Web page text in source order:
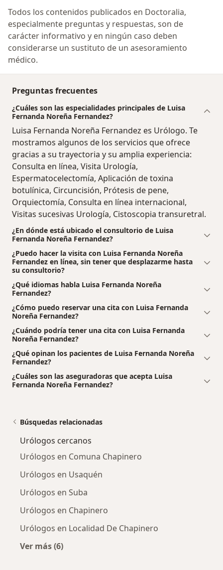
Todos los contenidos publicados en Doctoralia,
especialmente preguntas y respuestas, son de
carácter informativo y en ningún caso deben
considerarse un sustituto de un asesoramiento
médico.
Preguntas frecuentes
¿Cuáles son las especialidades principales de Luisa
Fernanda Noreña Fernandez?
Luisa Fernanda Noreña Fernandez es Urólogo. Te
mostramos algunos de los servicios que ofrece
gracias a su trayectoria y su amplia experiencia:
Consulta en línea, Visita Urología,
Espermatocelectomía, Aplicación de toxina
botulínica, Circuncisión, Prótesis de pene,
Orquiectomía, Consulta en línea internacional,
Visitas sucesivas Urología, Cistoscopia transuretral.
¿En dónde está ubicado el consultorio de Luisa
Fernanda Noreña Fernandez?
¿Puedo hacer la visita con Luisa Fernanda Noreña
Fernandez en línea, sin tener que desplazarme hasta
su consultorio?
¿Qué idiomas habla Luisa Fernanda Noreña
Fernandez?
¿Cómo puedo reservar una cita con Luisa Fernanda
Noreña Fernandez?
¿Cuándo podría tener una cita con Luisa Fernanda
Noreña Fernandez?
¿Qué opinan los pacientes de Luisa Fernanda Noreña
Fernandez?
¿Cuáles son las aseguradoras que acepta Luisa
Fernanda Noreña Fernandez?
Búsquedas relacionadas
Urólogos cercanos
Urólogos en Comuna Chapinero
Urólogos en Usaquén
Urólogos en Suba
Urólogos en Chapinero
Urólogos en Localidad De Chapinero
Ver más (6)